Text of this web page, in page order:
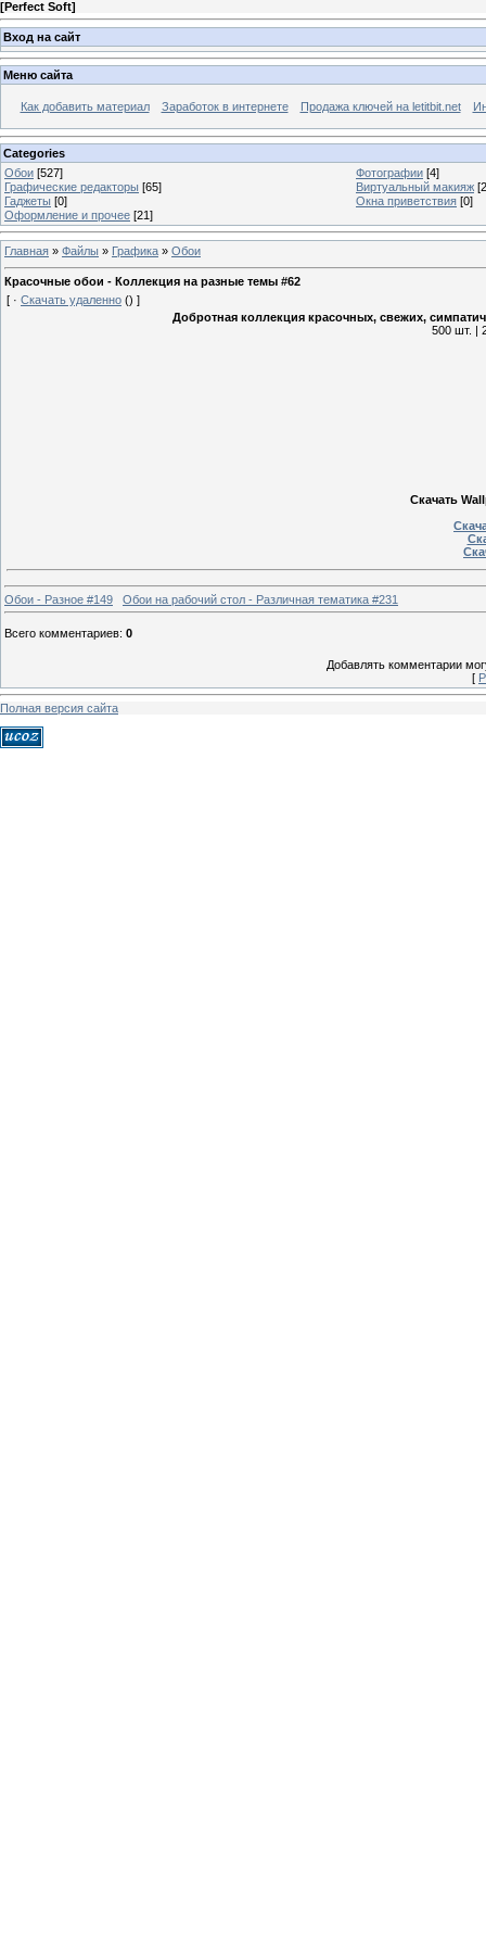
[Perfect Soft]
Вход на сайт
Меню сайта
Как добавить материал Заработок в интернете Продажа ключей на letitbit.net
Categories
Обои [527] Фотографии [4]
Графические редакторы [65] Виртуальный макияж
Гаджеты [0] Окна приветствия [0]
Оформление и прочее [21]
Главная » Файлы » Графика » Обои
Красочные обои - Коллекция на разные темы #62
[ · Скачать удаленно () ]
Добротная коллекция красочных, свежих,
500 шт. |
Скачать
Обои - Разное #149 Обои на рабочий стол - Различная тематика #231
Всего комментариев: 0
Добавлять комментарии
[
Полная версия сайта